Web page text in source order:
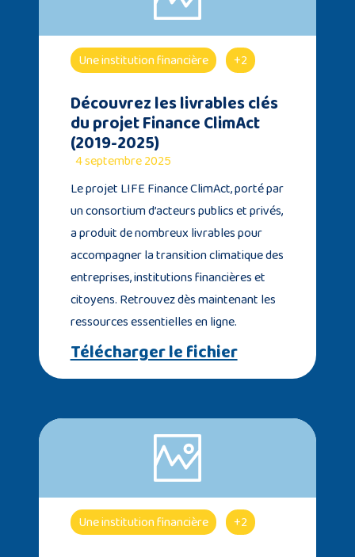
Une institution financière +2
Découvrez les livrables clés
du projet Finance ClimAct
(2019-2025)
4 septembre 2025
Le projet LIFE Finance ClimAct, porté par
un consortium d’acteurs publics et privés,
a produit de nombreux livrables pour
accompagner la transition climatique des
entreprises, institutions financières et
citoyens. Retrouvez dès maintenant les
ressources essentielles en ligne.
Télécharger le fichier
Une institution financière +2